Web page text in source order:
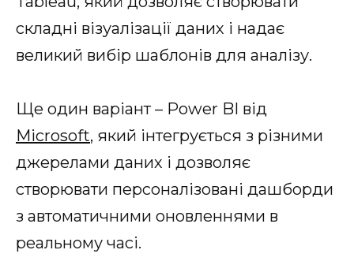
складні візуалізації даних і надає
великий вибір шаблонів для аналізу.
Ще один варіант – Power BI від
Microsoft, який інтегрується з різними
джерелами даних і дозволяє
створювати персоналізовані дашборди
з автоматичними оновленнями в
реальному часі.